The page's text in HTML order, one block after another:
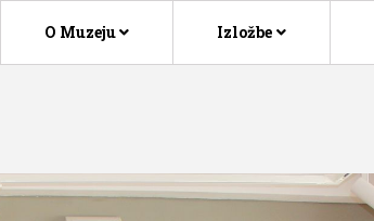
O Muzeju Izložbe